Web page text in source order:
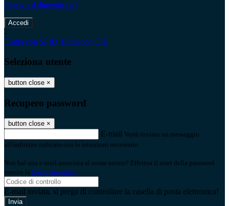
Password dimenticata?
-
Entra con SPID Entra con CIE
Seleziona utente
button close ×
Recupero password
button close ×
E-mail Verrà inviato un messaggio
all'indirizzo indicato con le istruzioni necessarie.
Non hai una e-mail associata al nome utente? Effettua il reset della password
tramite la Login Spaggiari
E-mail inviata, si prega di controllare la casella di posta elettronica!